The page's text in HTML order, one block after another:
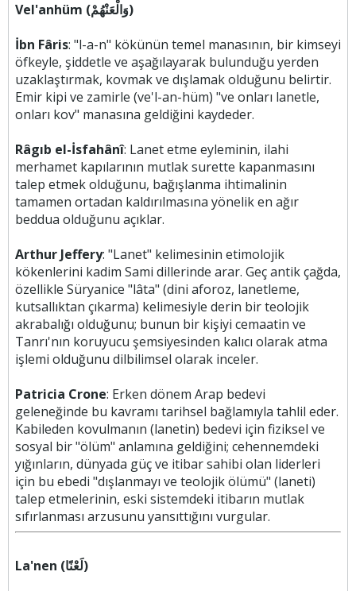
Vel'anhüm (وَالْعَنْهُمْ)
İbn Fâris: "l-a-n" kökünün temel manasının, bir kimseyi
öfkeyle, şiddetle ve aşağılayarak bulunduğu yerden
uzaklaştırmak, kovmak ve dışlamak olduğunu belirtir.
Emir kipi ve zamirle (ve'l-an-hüm) "ve onları lanetle,
onları kov" manasına geldiğini kaydeder.
Râgıb el-İsfahânî: Lanet etme eyleminin, ilahi
merhamet kapılarının mutlak surette kapanmasını
talep etmek olduğunu, bağışlanma ihtimalinin
tamamen ortadan kaldırılmasına yönelik en ağır
beddua olduğunu açıklar.
Arthur Jeffery: "Lanet" kelimesinin etimolojik
kökenlerini kadim Sami dillerinde arar. Geç antik çağda,
özellikle Süryanice "lâta" (dini aforoz, lanetleme,
kutsallıktan çıkarma) kelimesiyle derin bir teolojik
akrabalığı olduğunu; bunun bir kişiyi cemaatin ve
Tanrı'nın koruyucu şemsiyesinden kalıcı olarak atma
işlemi olduğunu dilbilimsel olarak inceler.
Patricia Crone: Erken dönem Arap bedevi
geleneğinde bu kavramı tarihsel bağlamıyla tahlil eder.
Kabileden kovulmanın (lanetin) bedevi için fiziksel ve
sosyal bir "ölüm" anlamına geldiğini; cehennemdeki
yığınların, dünyada güç ve itibar sahibi olan liderleri
için bu ebedi "dışlanmayı ve teolojik ölümü" (laneti)
talep etmelerinin, eski sistemdeki itibarın mutlak
sıfırlanması arzusunu yansıttığını vurgular.
La'nen (لَعْنًا)